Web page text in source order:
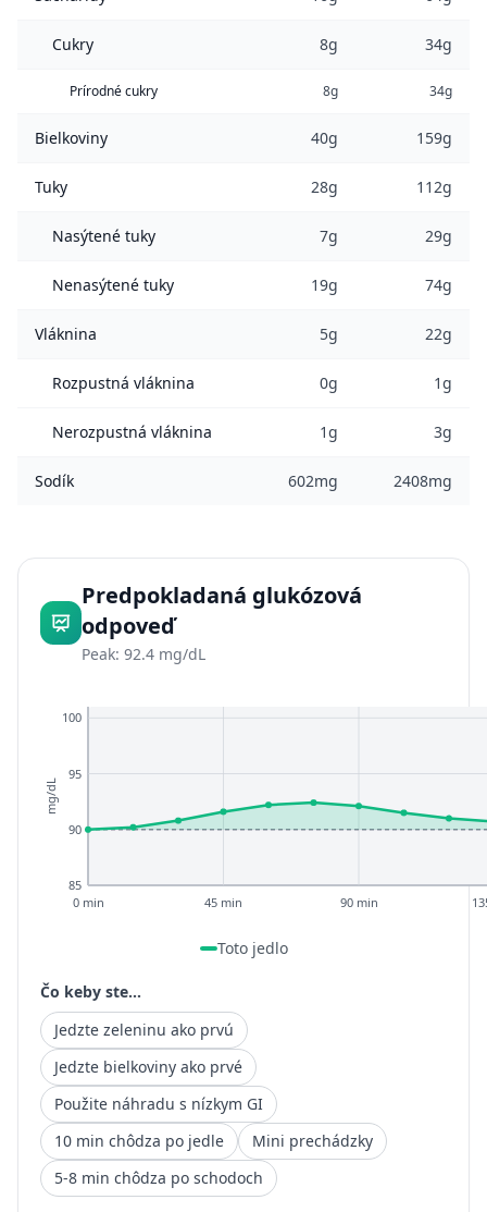
Cukry 8g 34g
Prírodné cukry 8g 34g
Bielkoviny 40g 159g
Tuky 28g 112g
Nasýtené tuky 7g 29g
Nenasýtené tuky 19g 74g
Vláknina 5g 22g
Rozpustná vláknina 0g 1g
Nerozpustná vláknina 1g 3g
Sodík 602mg 2408mg
Predpokladaná glukózová
odpoveď
Peak: 92.4 mg/dL
85
90
95
100
0 min 45 min 90 min
mg/dL
Toto jedlo
Čo keby ste...
Jedzte zeleninu ako prvú
Jedzte bielkoviny ako prvé
Použite náhradu s nízkym GI
10 min chôdza po jedle
Mini prechádzky
5-8 min chôdza po schodoch